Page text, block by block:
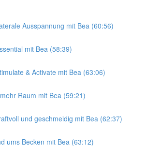
Ausspannung mit Bea (60:56)
mit Bea (58:39)
& Activate mit Bea (63:06)
Raum mit Bea (59:21)
und geschmeidig mit Bea (62:37)
ums Becken mit Bea (63:12)